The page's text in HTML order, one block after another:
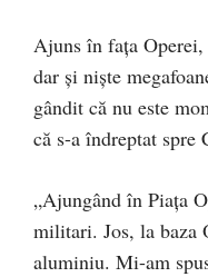
Ajuns în fața
dar și niște
gândit că nu este
că s-a îndreptat spre
„Ajungând în Piața
militari. Jos, la baza
aluminiu. Mi-am